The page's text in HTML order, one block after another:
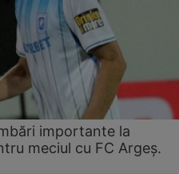
importante la
meciul cu FC Argeş.